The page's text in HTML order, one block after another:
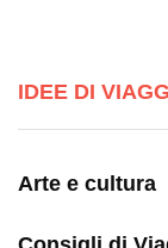
IDEE DI
Arte e cultura